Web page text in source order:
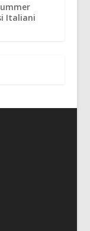
Italiani